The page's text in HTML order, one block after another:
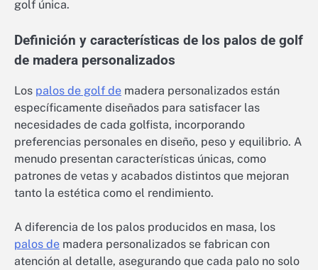
golf única.
Definición y características de los palos de golf
de madera personalizados
Los palos de golf de madera personalizados están
específicamente diseñados para satisfacer las
necesidades de cada golfista, incorporando
preferencias personales en diseño, peso y equilibrio. A
menudo presentan características únicas, como
patrones de vetas y acabados distintos que mejoran
tanto la estética como el rendimiento.
A diferencia de los palos producidos en masa, los
palos de madera personalizados se fabrican con
atención al detalle, asegurando que cada palo no solo